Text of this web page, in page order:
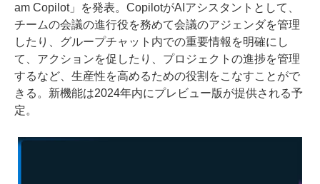
am Copilot」を発表。CopilotがAIアシスタントとして、
チームの会議の進行役を務めて会議のアジェンダを管理
したり、グループチャット内での重要情報を明確にし
て、アクションを促したり、プロジェクトの進捗を管理
するなど、生産性を高めるための役割をこなすことがで
きる。新機能は2024年内にプレビュー版が提供される予
定。